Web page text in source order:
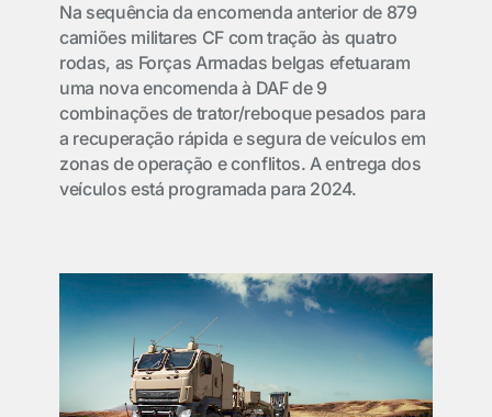
Na sequência da encomenda anterior de 879
camiões militares CF com tração às quatro
rodas, as Forças Armadas belgas efetuaram
uma nova encomenda à DAF de 9
combinações de trator/reboque pesados para
a recuperação rápida e segura de veículos em
zonas de operação e conflitos. A entrega dos
veículos está programada para 2024.